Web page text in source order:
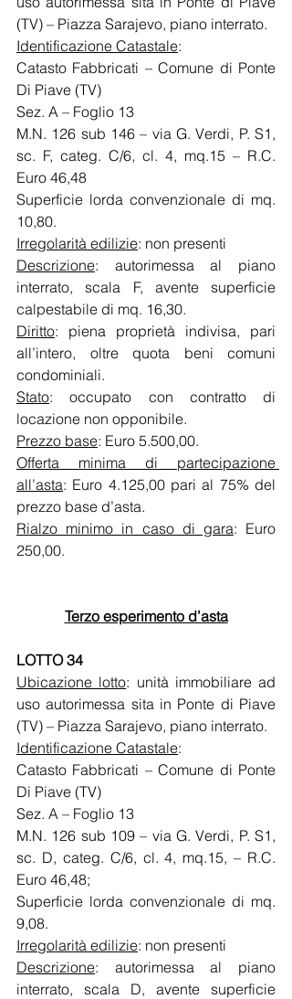
(TV) – Piazza Sarajevo, piano interrato.
Identificazione Catastale:
Catasto Fabbricati – Comune di Ponte
Di Piave (TV)
Sez. A – Foglio 13
M.N. 126 sub 146 – via G. Verdi, P. S1,
sc. F, categ. C/6, cl. 4, mq.15 – R.C.
Euro 46,48
Superficie lorda convenzionale di mq.
10,80.
Irregolarità edilizie: non presenti
Descrizione: autorimessa al piano
interrato, scala F, avente superficie
calpestabile di mq. 16,30.
Diritto: piena proprietà indivisa, pari
all’intero, oltre quota beni comuni
condominiali.
Stato: occupato con contratto di
locazione non opponibile.
Prezzo base: Euro 5.500,00.
Offerta minima di partecipazione
all’asta: Euro 4.125,00 pari al 75% del
prezzo base d’asta.
Rialzo minimo in caso di gara: Euro
250,00.
Terzo esperimento d’asta
LOTTO 34
Ubicazione lotto: unità immobiliare ad
uso autorimessa sita in Ponte di Piave
(TV) – Piazza Sarajevo, piano interrato.
Identificazione Catastale:
Catasto Fabbricati – Comune di Ponte
Di Piave (TV)
Sez. A – Foglio 13
M.N. 126 sub 109 – via G. Verdi, P. S1,
sc. D, categ. C/6, cl. 4, mq.15, – R.C.
Euro 46,48;
Superficie lorda convenzionale di mq.
9,08.
Irregolarità edilizie: non presenti
Descrizione: autorimessa al piano
interrato, scala D, avente superficie